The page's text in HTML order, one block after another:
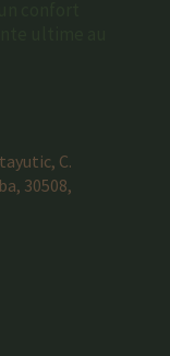
C.
30508,